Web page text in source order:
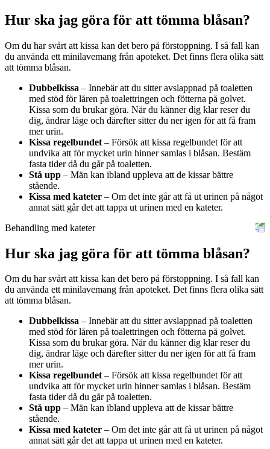
Hur ska jag göra för att tömma blåsan?
Om du har svårt att kissa kan det bero på förstoppning. I så fall kan
du använda ett minilavemang från apoteket. Det finns flera olika sätt
att tömma blåsan.
Dubbelkissa – Innebär att du sitter avslappnad på toaletten
med stöd för låren på toalettringen och fötterna på golvet.
Kissa som du brukar göra. När du känner dig klar reser du
dig, ändrar läge och därefter sitter du ner igen för att få fram
mer urin.
Kissa regelbundet – Försök att kissa regelbundet för att
undvika att för mycket urin hinner samlas i blåsan. Bestäm
fasta tider då du går på toaletten.
Stå upp – Män kan ibland uppleva att de kissar bättre
stående.
Kissa med kateter – Om det inte går att få ut urinen på något
annat sätt går det att tappa ut urinen med en kateter.
Behandling med kateter
Hur ska jag göra för att tömma blåsan?
Om du har svårt att kissa kan det bero på förstoppning. I så fall kan
du använda ett minilavemang från apoteket. Det finns flera olika sätt
att tömma blåsan.
Dubbelkissa – Innebär att du sitter avslappnad på toaletten
med stöd för låren på toalettringen och fötterna på golvet.
Kissa som du brukar göra. När du känner dig klar reser du
dig, ändrar läge och därefter sitter du ner igen för att få fram
mer urin.
Kissa regelbundet– Försök att kissa regelbundet för att
undvika att för mycket urin hinner samlas i blåsan. Bestäm
fasta tider då du går på toaletten.
Stå upp – Män kan ibland uppleva att de kissar bättre
stående.
Kissa med kateter – Om det inte går att få ut urinen på något
annat sätt går det att tappa ut urinen med en kateter.